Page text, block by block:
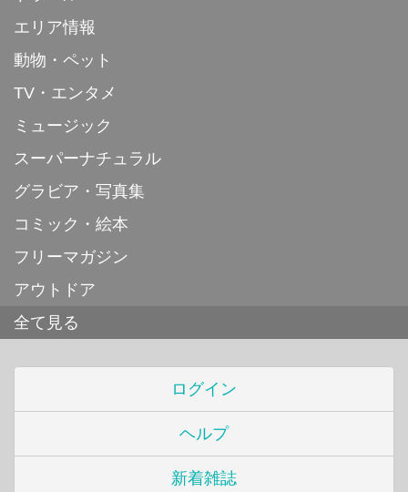
エリア情報
動物・ペット
TV・エンタメ
ミュージック
スーパーナチュラル
グラビア・写真集
コミック・絵本
フリーマガジン
アウトドア
全て見る
ログイン
ヘルプ
新着雑誌